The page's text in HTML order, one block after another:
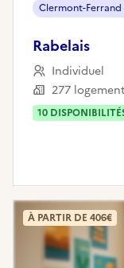
Rabelais
Individuel
277
10 DISPONIBILITÉ
Clermont-Ferrand
À PARTIR DE 406€